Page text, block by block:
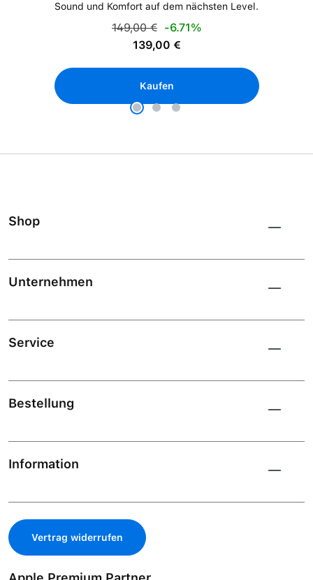
Sound und Komfort auf dem nächsten Level.
Verkaufspreis:
Regulärer Preis:
149,00 € -6.71%
139,00 €
Kaufen
Shop
Unternehmen
Service
Bestellung
Information
Vertrag widerrufen